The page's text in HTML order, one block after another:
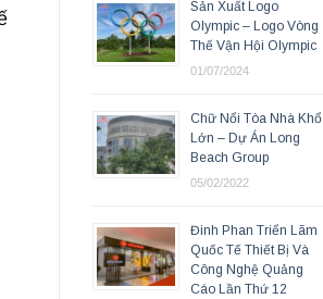
Sản Xuất Logo
Olympic – Logo Vòng
Thế Vận Hội Olympic
01/07/2024
Chữ Nổi Tòa Nhà Khổ
Lớn – Dự Án Long
Beach Group
05/02/2022
Đinh Phan Triển Lãm
Quốc Tế Thiết Bị Và
Công Nghệ Quảng
Cáo Lần Thứ 12